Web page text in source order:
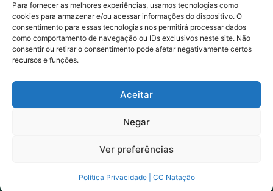
Para fornecer as melhores experiências, usamos tecnologias como
cookies para armazenar e/ou acessar informações do dispositivo. O
consentimento para essas tecnologias nos permitirá processar dados
como comportamento de navegação ou IDs exclusivos neste site. Não
consentir ou retirar o consentimento pode afetar negativamente certos
recursos e funções.
Aceitar
Negar
Ver preferências
Política Privacidade | CC Natação
Aceito receber mensagens ou e-mails sejam
eles de contato ou promocionais. Também
estou de acordo com acordo com a Política
de Privacidade.
ENVIAR MENSAGEM
5odos os direitos reservados © 2025 ccnatacao.com.br
Política de Privacidade